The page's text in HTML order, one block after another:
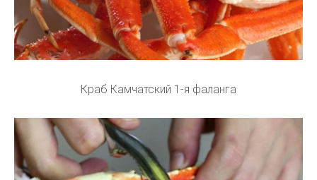
Краб Камчатский 1-я фаланга